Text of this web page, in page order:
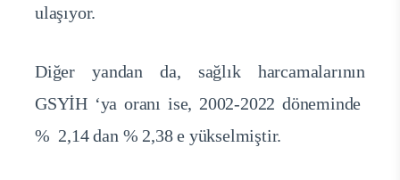
ulaşıyor.
Diğer yandan da, sağlık harcamalarının
GSYİH ‘ya oranı ise, 2002-2022 döneminde
% 2,14 dan % 2,38 e yükselmiştir.